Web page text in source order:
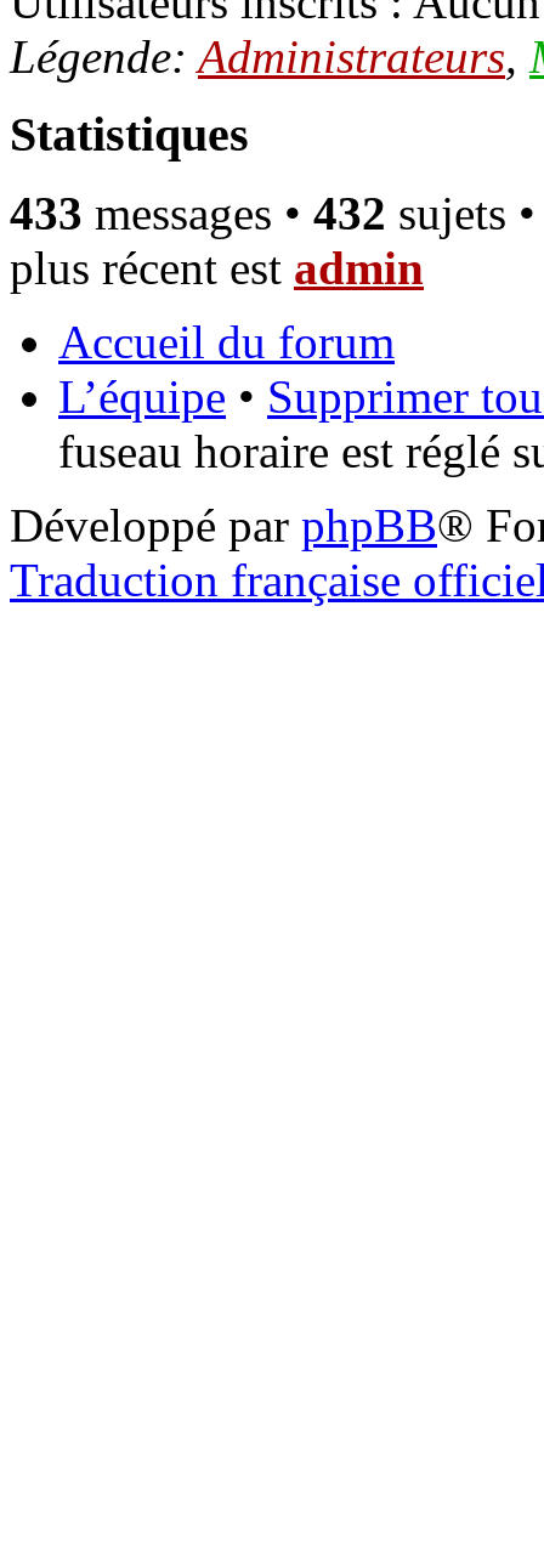
Légende: Administrateurs,
Statistiques
433 messages • 432 sujets
plus récent est admin
Accueil du forum
L’équipe • Supprimer
fuseau horaire est réglé
Développé par phpBB®
Traduction française